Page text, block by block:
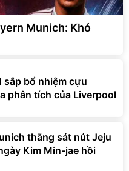
Munich: Khó
sắp bổ nhiệm cựu
phân tích của Liverpool
thắng sát nút Jeju
Kim Min-jae hồi